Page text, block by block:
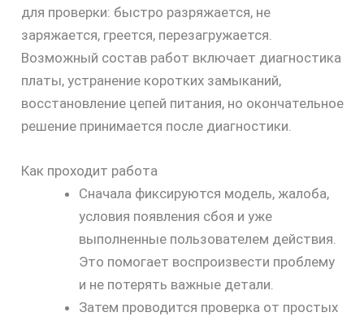
для проверки: быстро разряжается, не
заряжается, греется, перезагружается.
Возможный состав работ включает диагностика
платы, устранение коротких замыканий,
восстановление цепей питания, но окончательное
решение принимается после диагностики.
Как проходит работа
Сначала фиксируются модель, жалоба,
условия появления сбоя и уже
выполненные пользователем действия.
Это помогает воспроизвести проблему
и не потерять важные детали.
Затем проводится проверка от простых